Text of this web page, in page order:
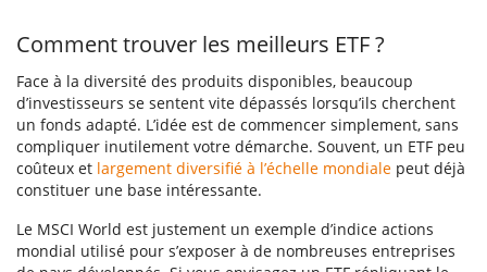
Comment trouver les meilleurs ETF ?
Face à la diversité des produits disponibles, beaucoup
d’investisseurs se sentent vite dépassés lorsqu’ils cherchent
un fonds adapté. L’idée est de commencer simplement, sans
compliquer inutilement votre démarche. Souvent, un ETF peu
coûteux et largement diversifié à l’échelle mondiale peut déjà
constituer une base intéressante.
Le MSCI World est justement un exemple d’indice actions
mondial utilisé pour s’exposer à de nombreuses entreprises